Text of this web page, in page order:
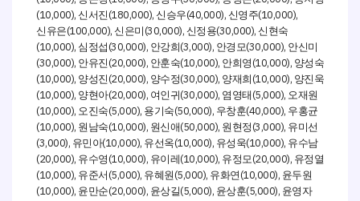
(10,000), 신서진 (180,000), 신승우(40,000), 신영주(10,000),
신유은(100,000), 신은미 (30,000), 신정용(30,000), 신현숙
(10,000), 심정섭 (30,000), 안강희 (3,000), 안경모(30,000), 안신미
(30,000), 안유진 (20,000), 안훈숙(10,000), 안희영 (10,000), 양성숙
(10,000), 양성진 (20,000), 양수정(30,000), 양재희 (10,000), 양진욱
(10,000), 양현아(20,000), 여인귀 (30,000), 염영태 (5,000), 오재원
(10,000), 오진숙(5,000), 용기숙(50,000), 우창훈(40,000), 우홍균
(10,000), 원남숙(10,000), 원신애 (50,000), 원현정 (3,000), 유미선
(3,000), 유민아(10,000), 유선옥(10,000), 유성욱(10,000), 유수남
(20,000), 유수영 (10,000), 유이레 (10,000), 유정모(20,000), 유정열
(10,000), 유준서 (5,000), 유혜원 (5,000), 유화연 (10,000), 윤두원
(10,000), 윤만순(20,000), 윤상길(5,000), 윤상훈(5,000), 윤영자